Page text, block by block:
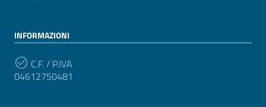
INFORMAZIONI
C.F. / P.IVA
04612750481